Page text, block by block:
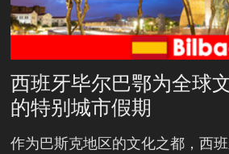
西班牙毕尔巴鄂为全球
的特别城市假期
作为巴斯克地区的文化之都，西